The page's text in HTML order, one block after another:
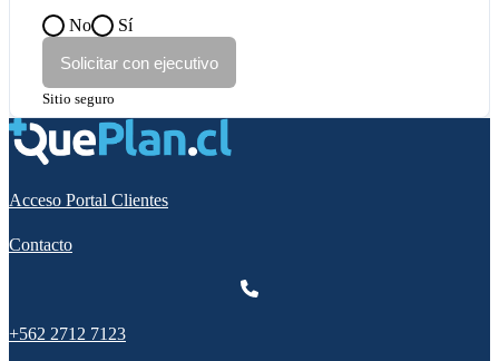
No
Sí
Solicitar con ejecutivo
Sitio seguro
Acceso Portal Clientes
Contacto
+562 2712 7123